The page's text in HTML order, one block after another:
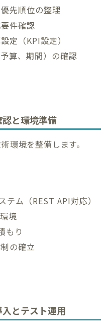
先順位の整理
件確認
定（KPI設定）
算、期間）の確認
と環境準備
環境を整備します。
ム（REST API対応）
境
もり
の確立
とテスト運用